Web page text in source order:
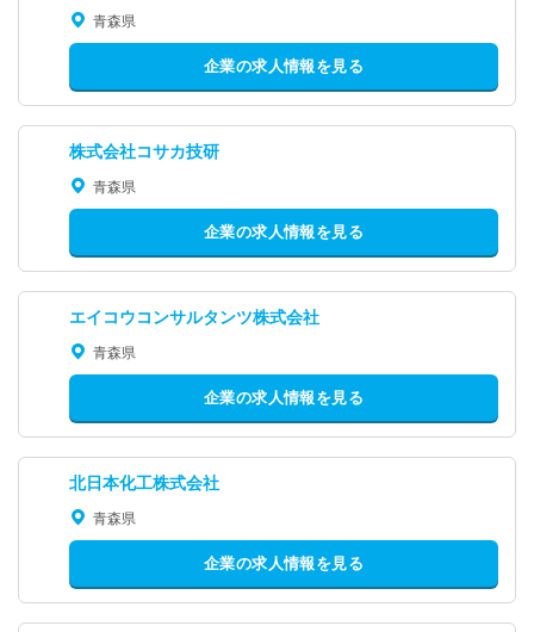
青森県
企業の求人情報を見る
株式会社コサカ技研
青森県
企業の求人情報を見る
エイコウコンサルタンツ株式会社
青森県
企業の求人情報を見る
北日本化工株式会社
青森県
企業の求人情報を見る